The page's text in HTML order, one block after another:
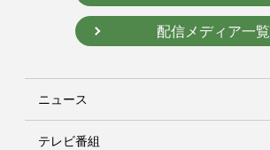
配信メディア一覧
ニュース
テレビ番組